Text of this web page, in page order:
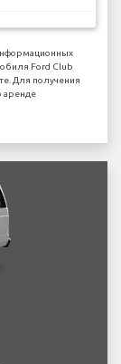
Ford Club
Для получения
аренде